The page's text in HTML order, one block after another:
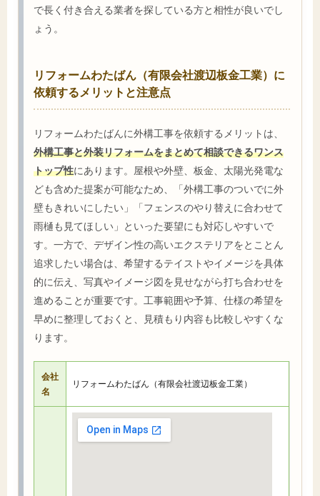
で長く付き合える業者を探している方と相性が良いでし
ょう。
リフォームわたばん（有限会社渡辺板金工業）に
依頼するメリットと注意点
リフォームわたばんに外構工事を依頼するメリットは、
外構工事と外装リフォームをまとめて相談できるワンス
トップ性にあります。屋根や外壁、板金、太陽光発電な
ども含めた提案が可能なため、「外構工事のついでに外
壁もきれいにしたい」「フェンスのやり替えに合わせて
雨樋も見てほしい」といった要望にも対応しやすいで
す。一方で、デザイン性の高いエクステリアをとことん
追求したい場合は、希望するテイストやイメージを具体
的に伝え、写真やイメージ図を見せながら打ち合わせを
進めることが重要です。工事範囲や予算、仕様の希望を
早めに整理しておくと、見積もり内容も比較しやすくな
ります。
会社
名
リフォームわたばん（有限会社渡辺板金工業）